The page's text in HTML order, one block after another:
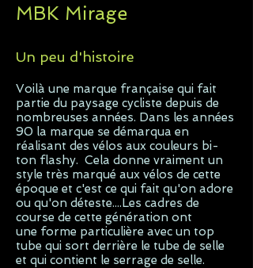
MBK Mirage
Un peu d'histoire
Voilà une marque française qui fait
partie du paysage cycliste depuis de
nombreuses années. Dans les années
90 la marque se démarqua en
réalisant des vélos aux couleurs bi-
ton flashy. Cela donne vraiment un
style très marqué aux vélos de cette
époque et c'est ce qui fait qu'on adore
ou qu'on déteste....Les cadres de
course de cette génération ont
une forme particulière avec un top
tube qui sort derrière le tube de selle
et qui contient le serrage de selle.